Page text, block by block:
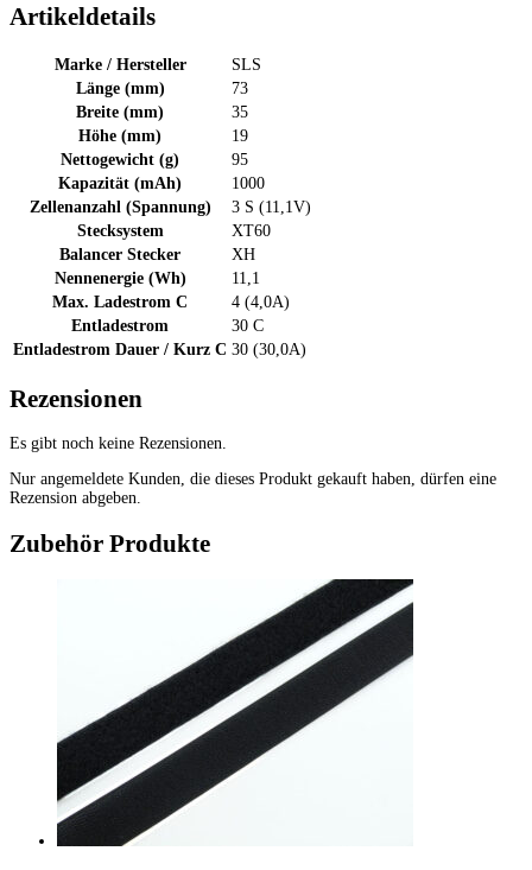
Artikeldetails
Marke / Hersteller
SLS
Länge (mm)
73
Breite (mm)
35
Höhe (mm)
19
Nettogewicht (g)
95
Kapazität (mAh)
1000
Zellenanzahl (Spannung)
3 S (11,1V)
Stecksystem
XT60
Balancer Stecker
XH
Nennenergie (Wh)
11,1
Max. Ladestrom C
4 (4,0A)
Entladestrom
30 C
Entladestrom Dauer / Kurz C 30 (30,0A)
Rezensionen
Es gibt noch keine Rezensionen.
Nur angemeldete Kunden, die dieses Produkt gekauft haben, dürfen eine
Rezension abgeben.
Zubehör Produkte